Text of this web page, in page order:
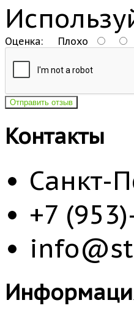
Оценка: Плохо
Отправить отзыв
Контакты
Санкт-
+7